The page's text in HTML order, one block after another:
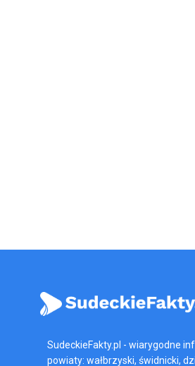
SudeckieFakty.pl - wiarygodne
powiaty: wałbrzyski, świdnicki,